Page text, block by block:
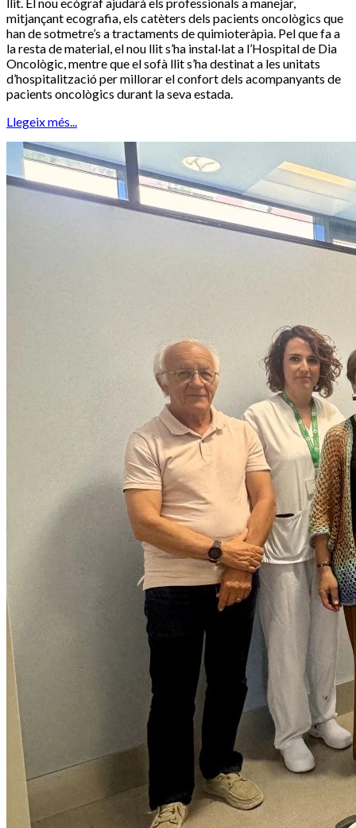
mitjançant ecografia, els catèters dels pacients oncològics que
han de sotmetre’s a tractaments de quimioteràpia. Pel que fa a
la resta de material, el nou llit s’ha instal·lat a l’Hospital de Dia
Oncològic, mentre que el sofà llit s’ha destinat a les unitats
d’hospitalització per millorar el confort dels acompanyants de
pacients oncològics durant la seva estada.
Llegeix més...